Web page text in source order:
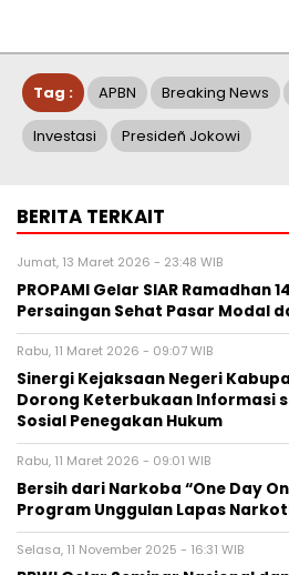
Tag : APBN Breaking News
Investasi Presideñ Jokowi
BERITA TERKAIT
Jumat, 13 Maret 2026 - 23:48 WIB
PROPAMI Gelar SIAR Ramadhan
Persaingan Sehat Pasar Modal
Rabu, 11 Maret 2026 - 09:07 WIB
Sinergi Kejaksaan Negeri
Dorong Keterbukaan Informasi
Sosial Penegakan Hukum
Rabu, 11 Maret 2026 - 09:01 WIB
Bersih dari Narkoba “One Day
Program Unggulan Lapas
Selasa, 11 November 2025 - 16:31 WIB